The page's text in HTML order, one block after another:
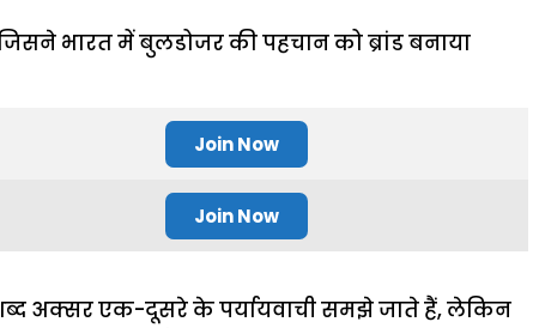
Join Now
Join Now
अक्सर एक-दूसरे के पर्यायवाची समझे जाते हैं, लेकिन